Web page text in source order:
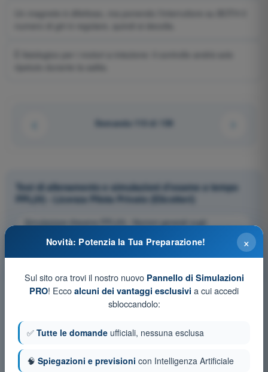
Domanda 110 di 159
Test di allenamento e simulazioni d'esame a tempo
PPL(H) - Licenza Pilota Privato (Elicotteri)
Simulazione d'esame PPL(H) - Nozioni generali sugli
Allenamento PPL(H) - Nozioni generali sugli Aeromobili
×
Novità: Potenzia la Tua Preparazione!
Sul sito ora trovi il nostro nuovo Pannello di Simulazioni
PRO! Ecco alcuni dei vantaggi esclusivi a cui accedi
sbloccandolo:
✅ Tutte le domande ufficiali, nessuna esclusa
🧠 Spiegazioni e previsioni con Intelligenza Artificiale